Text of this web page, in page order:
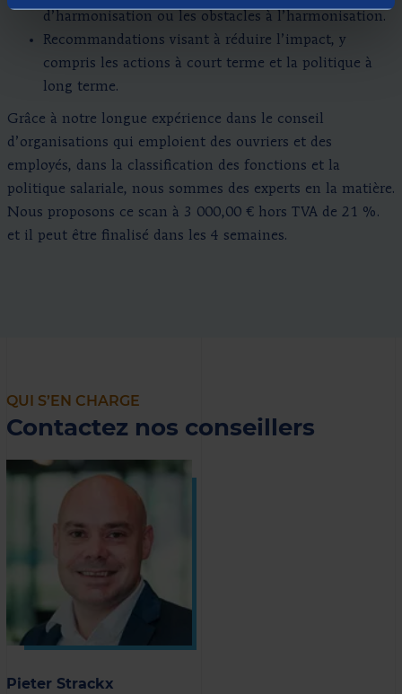
d’harmonisation ou les obstacles à l’harmonisation.
Recommandations visant à réduire l’impact, y
compris les actions à court terme et la politique à
long terme.
Grâce à notre longue expérience dans le conseil
d’organisations qui emploient des ouvriers et des
employés, dans la classification des fonctions et la
politique salariale, nous sommes des experts en la matière.
Nous proposons ce scan à 3 000,00 € hors TVA de 21 %.
et il peut être finalisé dans les 4 semaines.
QUI S’EN CHARGE
Contactez nos conseillers
Pieter Strackx